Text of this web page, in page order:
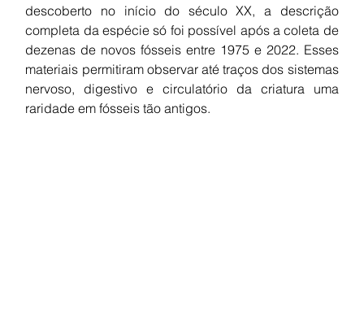
descoberto no início do século XX, a descrição
completa da espécie só foi possível após a coleta de
dezenas de novos fósseis entre 1975 e 2022. Esses
materiais permitiram observar até traços dos sistemas
nervoso, digestivo e circulatório da criatura uma
raridade em fósseis tão antigos.